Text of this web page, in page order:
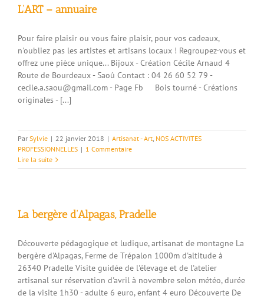
L’ART – annuaire
Pour faire plaisir ou vous faire plaisir, pour vos cadeaux,
n'oubliez pas les artistes et artisans locaux ! Regroupez-vous et
offrez une pièce unique... Bijoux - Création Cécile Arnaud 4
Route de Bourdeaux - Saoû Contact : 04 26 60 52 79 -
cecile.a.saou@gmail.com - Page Fb Bois tourné - Créations
originales - [...]
Par Sylvie | 22 janvier 2018 | Artisanat - Art, NOS ACTIVITES
PROFESSIONNELLES | 1 Commentaire
Lire la suite
La bergère d’Alpagas, Pradelle
Découverte pédagogique et ludique, artisanat de montagne La
bergère d'Alpagas, Ferme de Trépalon 1000m d'altitude à
26340 Pradelle Visite guidée de l'élevage et de l'atelier
artisanal sur réservation d'avril à novembre selon météo, durée
de la visite 1h30 - adulte 6 euro, enfant 4 euro Découverte De